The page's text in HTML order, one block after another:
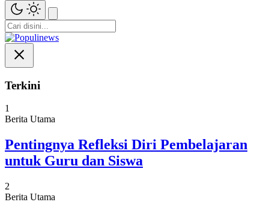
Terkini
1
Berita Utama
Pentingnya Refleksi Diri Pembelajaran
untuk Guru dan Siswa
2
Berita Utama